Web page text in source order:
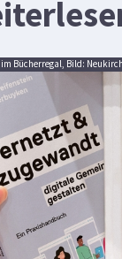
Bücherregal, Bild: